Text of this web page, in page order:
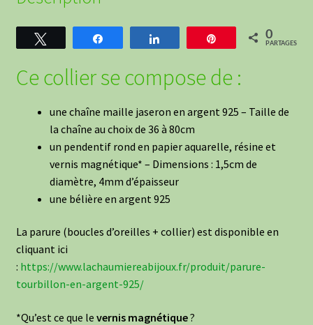
Épingle 0
PARTAGES
Ce collier se compose de :
une chaîne maille jaseron en argent 925 – Taille de
la chaîne au choix de 36 à 80cm
un pendentif rond en papier aquarelle, résine et
vernis magnétique* – Dimensions : 1,5cm de
diamètre, 4mm d’épaisseur
une bélière en argent 925
La parure (boucles d’oreilles + collier) est disponible en
cliquant ici
: https://www.lachaumiereabijoux.fr/produit/parure-
tourbillon-en-argent-925/
*Qu’est ce que le vernis magnétique?